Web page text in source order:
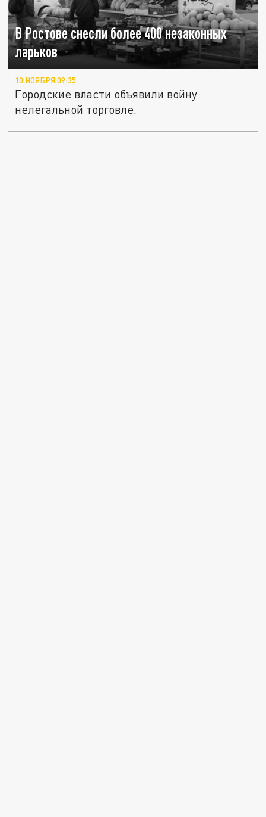
В Ростове снесли более 400 незаконных
ларьков
10 НОЯБРЯ 09:35
Городские власти объявили войну
нелегальной торговле.